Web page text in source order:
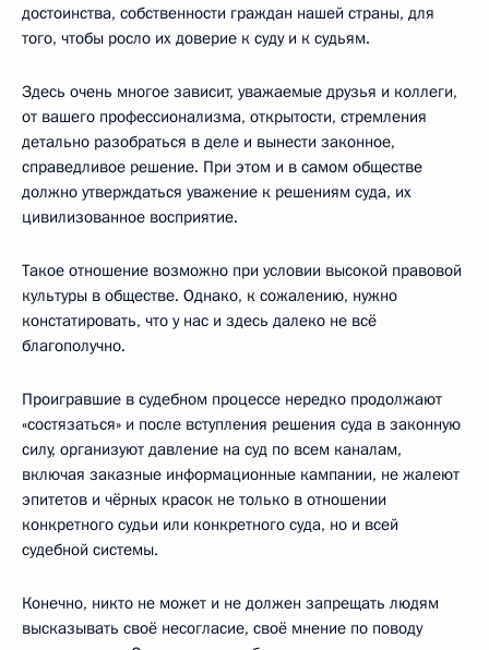
достоинства, собственности граждан нашей страны, для
того, чтобы росло их доверие к суду и к судьям.
Здесь очень многое зависит, уважаемые друзья и коллеги,
от вашего профессионализма, открытости, стремления
детально разобраться в деле и вынести законное,
справедливое решение. При этом и в самом обществе
должно утверждаться уважение к решениям суда, их
цивилизованное восприятие.
Такое отношение возможно при условии высокой правовой
культуры в обществе. Однако, к сожалению, нужно
констатировать, что у нас и здесь далеко не всё
благополучно.
Проигравшие в судебном процессе нередко продолжают
«состязаться» и после вступления решения суда в законную
силу, организуют давление на суд по всем каналам,
включая заказные информационные кампании, не жалеют
эпитетов и чёрных красок не только в отношении
конкретного судьи или конкретного суда, но и всей
судебной системы.
Конечно, никто не может и не должен запрещать людям
высказывать своё несогласие, своё мнение по поводу